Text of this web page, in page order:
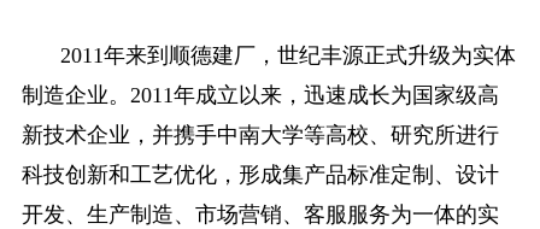
2011年来到顺德建厂，世纪丰源正式升级为实体
制造企业。2011年成立以来，迅速成长为国家级高
新技术企业，并携手中南大学等高校、研究所进行
科技创新和工艺优化，形成集产品标准定制、设计
开发、生产制造、市场营销、客服服务为一体的实